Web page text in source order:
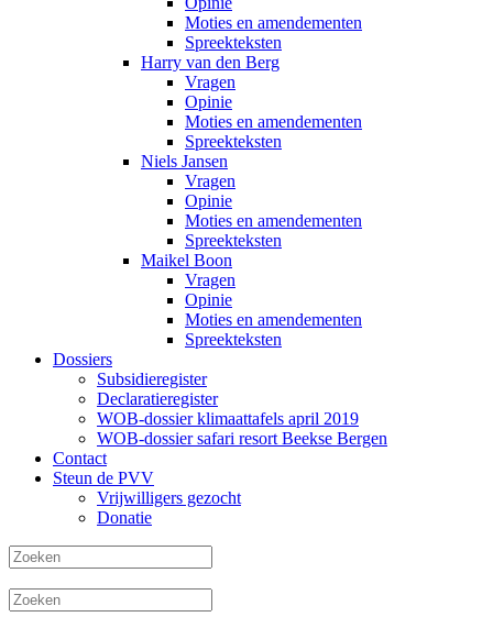
Moties en amendementen
Spreekteksten
Harry van den Berg
Vragen
Opinie
Moties en amendementen
Spreekteksten
Niels Jansen
Vragen
Opinie
Moties en amendementen
Spreekteksten
Maikel Boon
Vragen
Opinie
Moties en amendementen
Spreekteksten
Dossiers
Subsidieregister
Declaratieregister
WOB-dossier klimaattafels april 2019
WOB-dossier safari resort Beekse Bergen
Contact
Steun de PVV
Vrijwilligers gezocht
Donatie